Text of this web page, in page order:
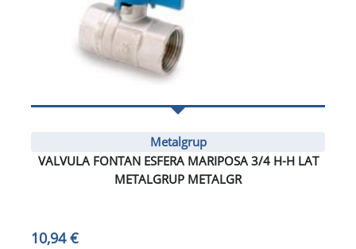
Metalgrup
VALVULA FONTAN ESFERA MARIPOSA 3/4 H-H LAT
METALGRUP METALGR
10,94 €